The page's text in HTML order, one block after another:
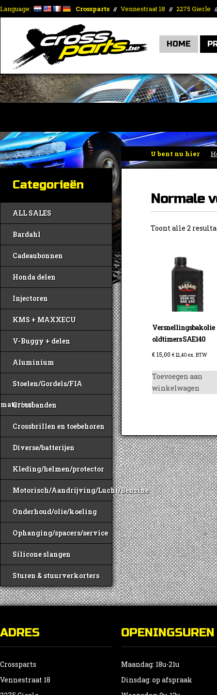
Language: Crossparts // Vennestraat 18 // 2275 Gierle
HOME
U bent nu hier
Categorieën
ALL SALES
Bardahl
Cadeaubonnen
Honda delen
Injectoren
KMS + MAXXECU
V-Buggy + delen
Aluminium
Stoelen/Gordels/FIA
materiaal
Crossbanden
Crossbrillen en toebehoren
Diverse/batterijen
Kleding/helmen/protector
Motorisch/Aandrijving/Lucht/Benzine
Onderhoud/olie/koeling
Ophanging/spacers/service
Silicone slangen
Sturen & stuurverkorters
Normale
Toont alle 2
Versnellingsbakolie
oldtimers SAE140
€15,00 € 12,40 ex. BTW
Toevoegen aan
winkelwagen
ADRES
Crossparts
Vennestraat 18
OPENINGSUREN
Maandag: 18u-21u
Dinsdag: op afspraak